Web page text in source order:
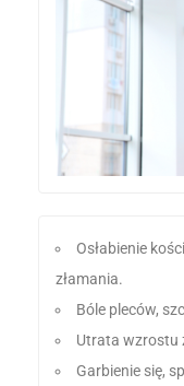
Osłabienie
złamania.
Bóle pleców,
Utrata wzrostu
Garbienie się,